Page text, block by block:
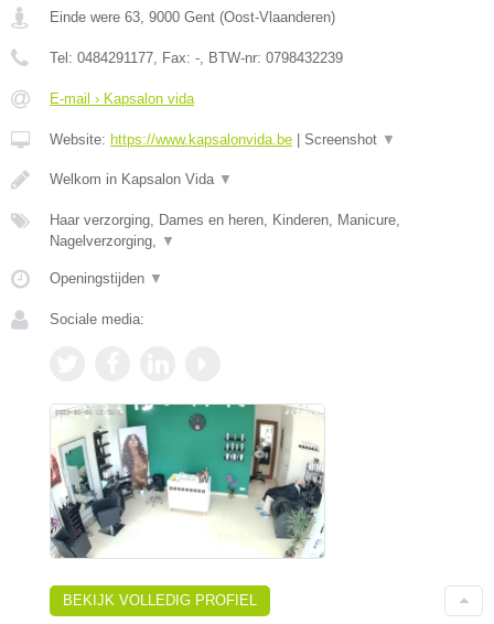
Einde were 63 9000 Gent (Oost-Vlaanderen)
Tel: 0484291177 , Fax: - , BTW-nr: 0798432239
E-mail › Kapsalon vida
Website: https://www.kapsalonvida.be | Screenshot ▼
Welkom in Kapsalon Vida ▼
Haar verzorging, Dames en heren, Kinderen, Manicure,
Nagelverzorging,
▼
Openingstijden ▼
Sociale media:
BEKIJK VOLLEDIG PROFIEL